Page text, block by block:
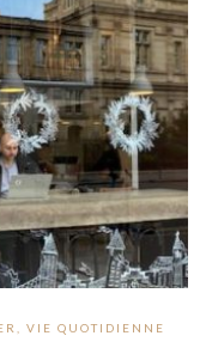
VIE QUOTIDIENNE